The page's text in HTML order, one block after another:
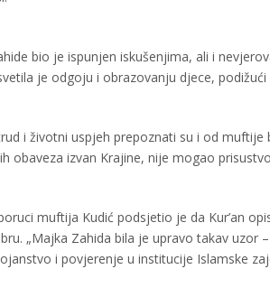
bio je ispunjen iskušenjima, ali i
je odgoju i obrazovanju djece,
i životni uspjeh prepoznati su i od
obaveza izvan Krajine, nije mogao
muftija Kudić podsjetio je da Kur’an
„Majka Zahida bila je upravo takav
i povjerenje u institucije Islamske